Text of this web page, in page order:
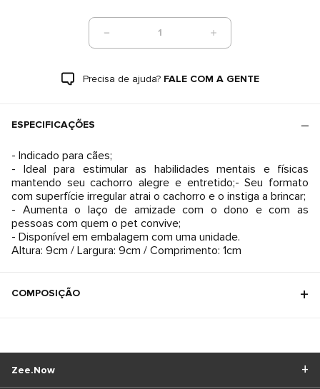
1
Precisa de ajuda? FALE COM A GENTE
ESPECIFICAÇÕES
- Indicado para cães;
- Ideal para estimular as habilidades mentais e físicas
mantendo seu cachorro alegre e entretido;- Seu formato
com superfície irregular atrai o cachorro e o instiga a brincar;
- Aumenta o laço de amizade com o dono e com as
pessoas com quem o pet convive;
- Disponível em embalagem com uma unidade.
Altura: 9cm / Largura: 9cm / Comprimento: 1cm
COMPOSIÇÃO
Zee.Now